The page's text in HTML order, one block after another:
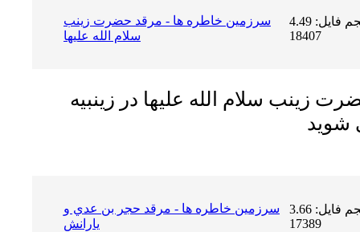
سرزمين خاطره ها - مرقد حضرت زينب
سلام الله عليها
حجم فایل: 4.49 MB | دریافت ها:
18407
زينب سلام الله عليها در زينبيه
سرزمين خاطره ها - مرقد حجر بن عدي و
يارانش
حجم فایل: 3.66 MB | دریافت ها:
17389